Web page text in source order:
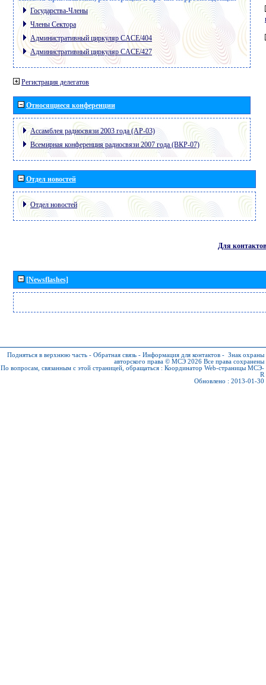
Государства-Члены
Члены Сектора
Административный циркуляр CACE/404
Административный циркуляр CACE/427
Регистрация делегатов
Относящиеся конференции
Ассамблея радиосвязи 2003 года (АР-03)
Всемирная конференция радиосвязи 2007 года (ВКР-07)
Отдел новостей
Отдел новостей
Для контактов
[Newsflashes]
Подняться в верхнюю часть - Обратная связь - Информация для контактов - Знак охраны
авторского права © МСЭ 2026 Все права сохранены
По вопросам, связанным с этой страницей, обращаться : Координатор Web-страницы МСЭ-
R
Обновлено : 2013-01-30